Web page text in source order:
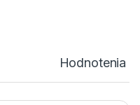
Hodnotenia